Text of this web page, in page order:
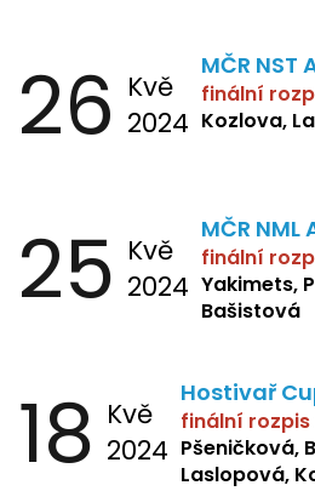
26 Kvě
2024
MČR NST
finální
Kozlova,
25 Kvě
2024
MČR NML
finální
Yakimets,
Bašistová
18 Kvě
2024
Hostivař
finální rozpis
Pšeničková,
Laslopová,